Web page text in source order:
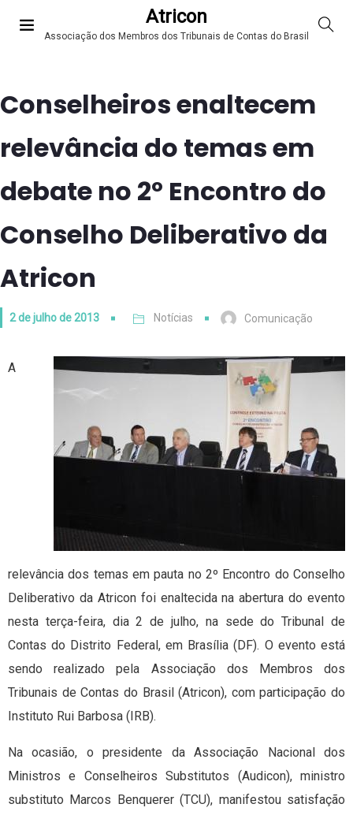
Atricon
Associação dos Membros dos Tribunais de Contas do Brasil
Conselheiros enaltecem
relevância do temas em
debate no 2º Encontro do
Conselho Deliberativo da
Atricon
2 de julho de 2013 Notícias Comunicação
A
relevância dos temas em pauta no 2º Encontro do Conselho
Deliberativo da Atricon foi enaltecida na abertura do evento
nesta terça-feira, dia 2 de julho, na sede do Tribunal de
Contas do Distrito Federal, em Brasília (DF). O evento está
sendo realizado pela Associação dos Membros dos
Tribunais de Contas do Brasil (Atricon), com participação do
Instituto Rui Barbosa (IRB).
Na ocasião, o presidente da Associação Nacional dos
Ministros e Conselheiros Substitutos (Audicon), ministro
substituto Marcos Benquerer (TCU), manifestou satisfação